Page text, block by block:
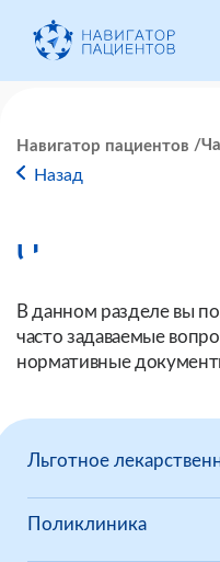
Навигатор пациентов
Назад
Часто
В данном разделе вы
часто задаваемые
нормативные
Льготное
Поликлиника